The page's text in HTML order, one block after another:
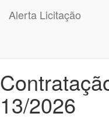
Alerta Licitação
13/2026